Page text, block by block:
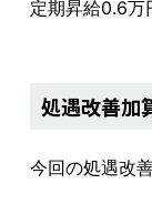
定期昇給0.6万
処遇改善加
今回の処遇改